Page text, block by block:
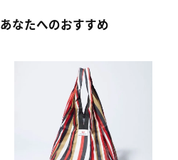
あなたへのおすすめ